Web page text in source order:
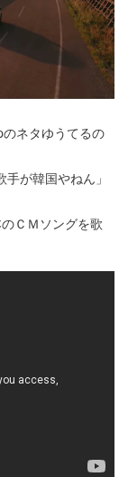
ネタゆうてるの
が韓国やねん」
ＣＭソングを歌